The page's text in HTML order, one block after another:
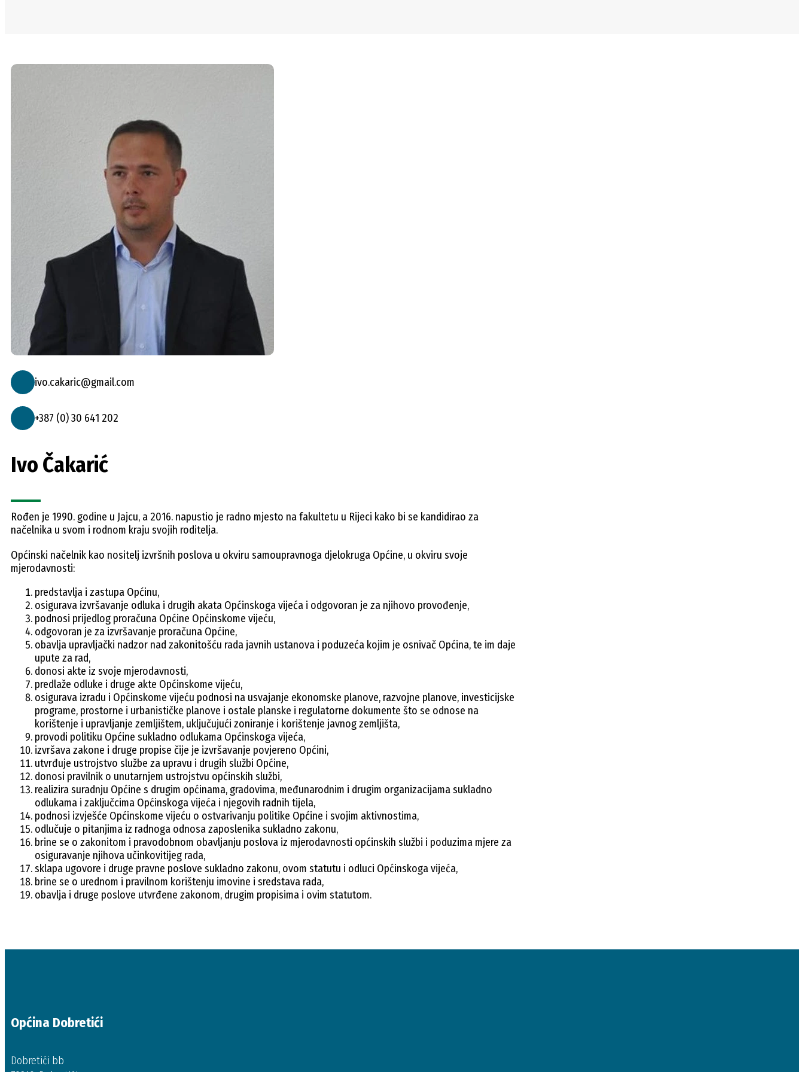
ivo.cakaric@gmail.com
+387 (0) 30 641 202
Ivo Čakarić
Rođen je 1990. godine u Jajcu, a 2016. napustio je radno mjesto na fakultetu u Rijeci kako bi se kandidirao za
načelnika u svom i rodnom kraju svojih roditelja.
Općinski načelnik kao nositelj izvršnih poslova u okviru samoupravnoga djelokruga Općine, u okviru svoje
mjerodavnosti:
predstavlja i zastupa Općinu,
osigurava izvršavanje odluka i drugih akata Općinskoga vijeća i odgovoran je za njihovo provođenje,
podnosi prijedlog proračuna Općine Općinskome vijeću,
odgovoran je za izvršavanje proračuna Općine,
obavlja upravljački nadzor nad zakonitošću rada javnih ustanova i poduzeća kojim je osnivač Općina, te im daje
upute za rad,
donosi akte iz svoje mjerodavnosti,
predlaže odluke i druge akte Općinskome vijeću,
osigurava izradu i Općinskome vijeću podnosi na usvajanje ekonomske planove, razvojne planove, investicijske
programe, prostorne i urbanističke planove i ostale planske i regulatorne dokumente što se odnose na
korištenje i upravljanje zemljištem, uključujući zoniranje i korištenje javnog zemljišta,
provodi politiku Općine sukladno odlukama Općinskoga vijeća,
izvršava zakone i druge propise čije je izvršavanje povjereno Općini,
utvrđuje ustrojstvo službe za upravu i drugih službi Općine,
donosi pravilnik o unutarnjem ustrojstvu općinskih službi,
realizira suradnju Općine s drugim općinama, gradovima, međunarodnim i drugim organizacijama sukladno
odlukama i zaključcima Općinskoga vijeća i njegovih radnih tijela,
podnosi izvješće Općinskome vijeću o ostvarivanju politike Općine i svojim aktivnostima,
odlučuje o pitanjima iz radnoga odnosa zaposlenika sukladno zakonu,
brine se o zakonitom i pravodobnom obavljanju poslova iz mjerodavnosti općinskih službi i poduzima mjere za
osiguravanje njihova učinkovitijeg rada,
sklapa ugovore i druge pravne poslove sukladno zakonu, ovom statutu i odluci Općinskoga vijeća,
brine se o urednom i pravilnom korištenju imovine i sredstava rada,
obavlja i druge poslove utvrđene zakonom, drugim propisima i ovim statutom.
Općina Dobretići
Dobretići bb